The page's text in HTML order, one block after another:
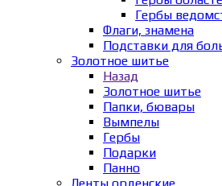
Гербы
Флаги, знамена
Подставки для
Золотное шитье
Назад
Золотное шитье
Папки, бювары
Вымпелы
Гербы
Подарки
Панно